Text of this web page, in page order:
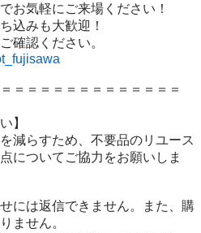
お気軽にご来場ください！
込みも大歓迎！
＝＝＝＝＝＝＝＝＝＝＝＝＝
】
減らすため、不要品のリユース
についてご協力をお願いしま
には返信できません。また、購
ません。